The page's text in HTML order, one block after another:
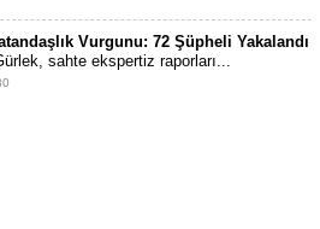
Vurgunu: 72 Şüpheli Yakalandı
sahte ekspertiz raporları...